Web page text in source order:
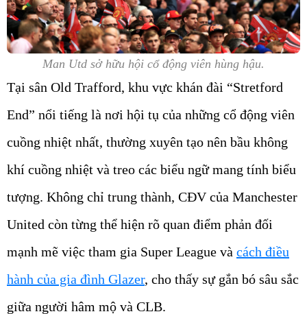
Man Utd sở hữu hội cổ động viên hùng hậu.
Tại sân Old Trafford, khu vực khán đài “Stretford
End” nổi tiếng là nơi hội tụ của những cổ động viên
cuồng nhiệt nhất, thường xuyên tạo nên bầu không
khí cuồng nhiệt và treo các biểu ngữ mang tính biểu
tượng. Không chỉ trung thành, CĐV của Manchester
United còn từng thể hiện rõ quan điểm phản đối
mạnh mẽ việc tham gia Super League và cách điều
hành của gia đình Glazer, cho thấy sự gắn bó sâu sắc
giữa người hâm mộ và CLB.